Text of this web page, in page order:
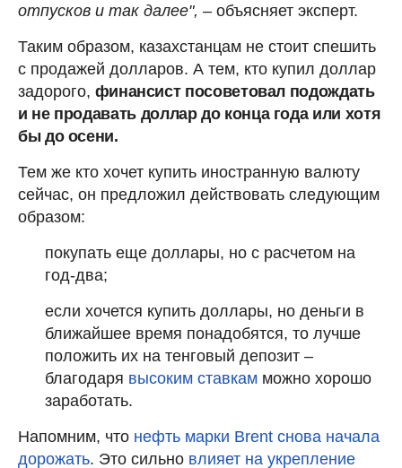
отпусков и так далее", – объясняет эксперт.
Таким образом, казахстанцам не стоит спешить
с продажей долларов. А тем, кто купил доллар
задорого, финансист посоветовал подождать
и не продавать доллар до конца года или хотя
бы до осени.
Тем же кто хочет купить иностранную валюту
сейчас, он предложил действовать следующим
образом:
покупать еще доллары, но с расчетом на
год-два;
если хочется купить доллары, но деньги в
ближайшее время понадобятся, то лучше
положить их на тенговый депозит –
благодаря высоким ставкам можно хорошо
заработать.
Напомним, что нефть марки Brent снова начала
дорожать. Это сильно влияет на укрепление